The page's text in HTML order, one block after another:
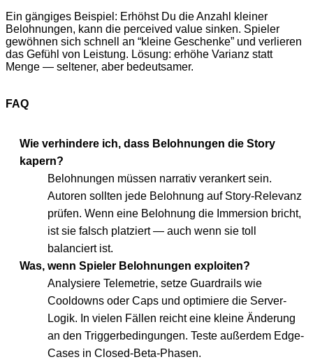
Ein gängiges Beispiel: Erhöhst Du die Anzahl kleiner
Belohnungen, kann die perceived value sinken. Spieler
gewöhnen sich schnell an “kleine Geschenke” und verlieren
das Gefühl von Leistung. Lösung: erhöhe Varianz statt
Menge — seltener, aber bedeutsamer.
FAQ
Wie verhindere ich, dass Belohnungen die Story
kapern?
Belohnungen müssen narrativ verankert sein.
Autoren sollten jede Belohnung auf Story-Relevanz
prüfen. Wenn eine Belohnung die Immersion bricht,
ist sie falsch platziert — auch wenn sie toll
balanciert ist.
Was, wenn Spieler Belohnungen exploiten?
Analysiere Telemetrie, setze Guardrails wie
Cooldowns oder Caps und optimiere die Server-
Logik. In vielen Fällen reicht eine kleine Änderung
an den Triggerbedingungen. Teste außerdem Edge-
Cases in Closed-Beta-Phasen.